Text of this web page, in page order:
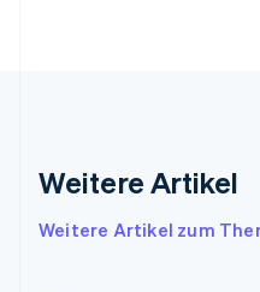
Weitere Artikel
Weitere Artikel zum
English
Indien
English